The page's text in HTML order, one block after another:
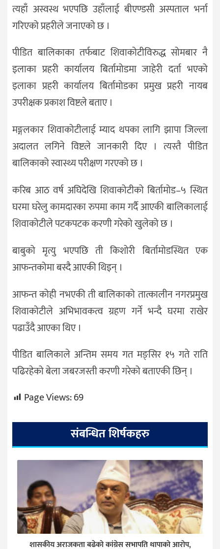
त्यहाँ अस्वस्थ भएपछि उहाँलाई बीएण्डसी अस्पताल भर्ना
गरिएको प्रहरीले जनाएको छ ।
पीडित बालिकाका तर्फबाट शिवाकोटीविरुद्ध सोमबार नै
इलाका प्रहरी कार्यालय बिर्तामोडमा जाहेरी दर्ता भएको
इलाका प्रहरी कार्यालय बिर्तामोडका प्रमुख प्रहरी नायब
उपरीक्षक प्रकाश विष्टले बताए ।
मङ्गलकार शिवाकोटीलाई म्याद थपका लागि झापा जिल्ला
अदालत लगिने विष्टले जानकारी दिए । त्यस्तै पीडित
बालिकाको स्वास्थ्य परीक्षण गरएको छ ।
करिब आठ वर्ष अघिदेखि शिवाकोटीको बिर्तामोड–५ स्थित
घरमा घरेलु कामदारका रुपमा काम गर्दै आएकी बालिकालाई
शिवाकोटीले पटकपटक करणी गरेको खुलेको छ ।
बाबुको मृत्यु भएपछि ती किशोरी बिर्तामोडस्थित एक
आफन्तकोमा बस्दै आएकी थिइन् ।
आफन्त कोही नभएकी ती बालिकाको तात्कालीन नगरप्रमुख
शिवाकोटीले अभिभावकत्व ग्रहण गर्ने भन्दै घरमा राखेर
पढाउँदै आएका थिए ।
पीडित बालिकाले अन्तिम समय गत मङ्सिर १५ गते राति
पढिरहेको बेला जबरजस्ती करणी गरेको बताएकी छिन् ।
Page Views:69
संबन्धित शिर्षकहरु
शासकीय अराजकता बढेको कांग्रेस सभापति थापाको आरोप,